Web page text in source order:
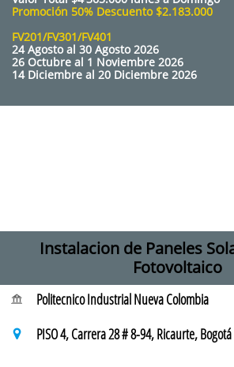
Promoción 50% Descuento $2.183.000
FV201/FV301/FV401
24 Agosto al 30 Agosto 2026
26 Octubre al 1 Noviembre 2026
14 Diciembre al 20 Diciembre 2026
Instalacion de Paneles
Fotovoltaico
Politecnico Industrial Nueva Colombia

PISO 4, Carrera 28 # 8-94,Ricaurte,
